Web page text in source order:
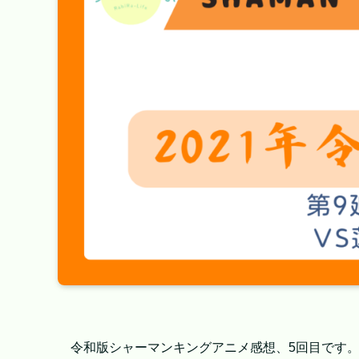
令和版シャーマンキングアニメ感想、5回目です。